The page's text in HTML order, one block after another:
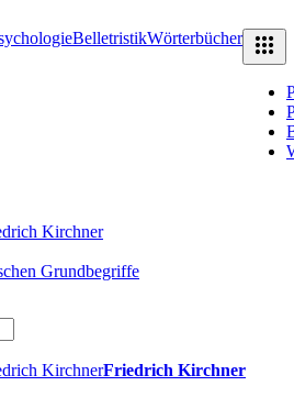
BelletristikWörterbücher
Grundbegriffe
Friedrich Kirchner